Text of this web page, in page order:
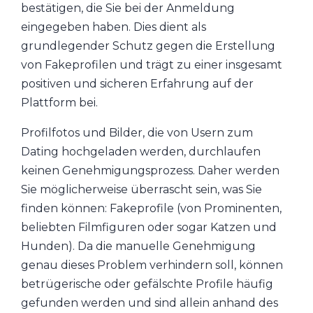
bestätigen, die Sie bei der Anmeldung
eingegeben haben. Dies dient als
grundlegender Schutz gegen die Erstellung
von Fakeprofilen und trägt zu einer insgesamt
positiven und sicheren Erfahrung auf der
Plattform bei.
Profilfotos und Bilder, die von Usern zum
Dating hochgeladen werden, durchlaufen
keinen Genehmigungsprozess. Daher werden
Sie möglicherweise überrascht sein, was Sie
finden können: Fakeprofile (von Prominenten,
beliebten Filmfiguren oder sogar Katzen und
Hunden). Da die manuelle Genehmigung
genau dieses Problem verhindern soll, können
betrügerische oder gefälschte Profile häufig
gefunden werden und sind allein anhand des